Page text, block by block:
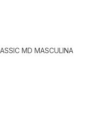
MD MASCULINA